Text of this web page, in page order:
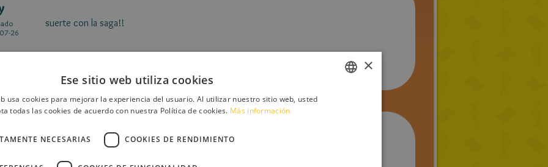
26
suerte con la saga!!
world
19
×
Ese sitio web utiliza cookies
usa cookies para mejorar la experiencia del usuario. Al utilizar nuestro sitio web, usted
todas las cookies de acuerdo con nuestra Política de cookies. Más información
NECESARIAS COOKIES DE RENDIMIENTO